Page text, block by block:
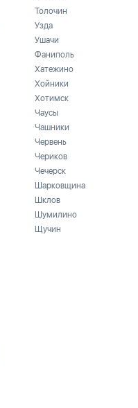
Толочин
Узда
Ушачи
Фаниполь
Хатежино
Хойники
Хотимск
Чаусы
Чашники
Червень
Чериков
Чечерск
Шарковщина
Шклов
Шумилино
Щучин